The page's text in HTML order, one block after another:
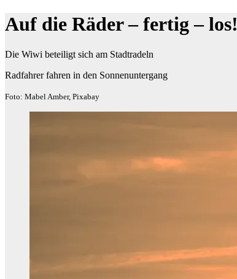
Auf die Räder – fertig – los!
Die Wiwi beteiligt sich am Stadtradeln
Radfahrer fahren in den Sonnenuntergang
Foto: Mabel Amber, Pixabay